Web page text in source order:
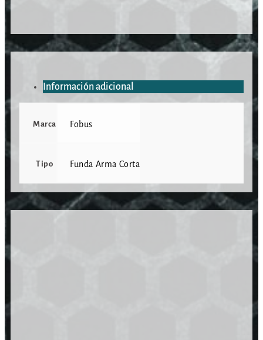
Información adicional
Marca Fobus
Tipo Funda Arma Corta